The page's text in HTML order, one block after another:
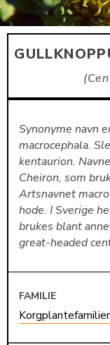
KONTAKT
Synonyme navn
macrocephala.
kentaurion.
Cheiron, som
Artsnavnet
hode. I Sverige
brukes blant
great-headed
FAMILIE